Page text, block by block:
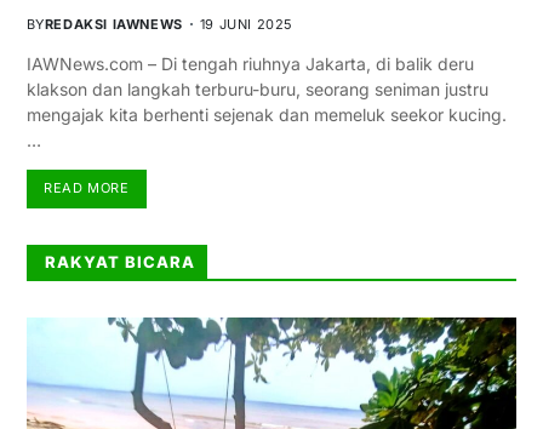
BYREDAKSI IAWNEWS 19 JUNI 2025
IAWNews.com – Di tengah riuhnya Jakarta, di balik deru
klakson dan langkah terburu-buru, seorang seniman justru
mengajak kita berhenti sejenak dan memeluk seekor kucing.
…
READ MORE
RAKYAT BICARA